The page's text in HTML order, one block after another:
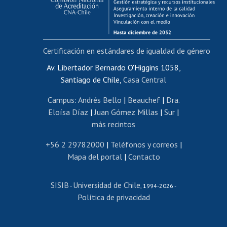
Funcionarias/os
Cursos internos de capacitación
Bienestar del personal
Portal de movilidad interna
Certificado de renta
Certificado de renta honorarios
Editar páginas blancas
Extranjeras/os
Revalidación y reconocimiento de títulos
Postulación al Programa de Movilidad Estudiantil
Cursos de español
Av. Libertador Bernardo O'Higgins 1058,
Santiago de Chile, Casa Central
Campus: Andrés Bello | Beauchef| Dra.
Eloísa Díaz | Juan Gómez Millas | Sur |
más recintos
+56 2 29782000 | Teléfonos y correos |
Mapa del portal| Contacto
SISIB - Universidad de Chile , 1994-2026 -
Política de privacidad
Certificación en estándares de igualdad de género